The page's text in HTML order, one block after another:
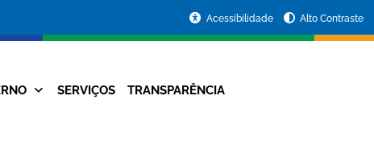
Acessibilidade Alto Contraste
SERVIÇOS TRANSPARÊNCIA